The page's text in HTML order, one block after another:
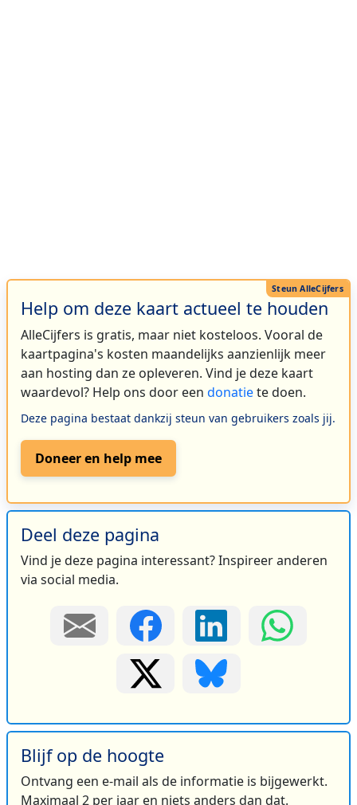
Help om deze kaart actueel te houden
AlleCijfers is gratis, maar niet kosteloos. Vooral de
kaartpagina's kosten maandelijks aanzienlijk meer
aan hosting dan ze opleveren. Vind je deze kaart
waardevol? Help ons door een donatiete doen.
Deze pagina bestaat dankzij steun van gebruikers zoals jij.
Doneer en help mee
Deel deze pagina
Vind je deze pagina interessant? Inspireer anderen
via social media.
Blijf op de hoogte
Ontvang een e-mail als de informatie is bijgewerkt.
Maximaal 2 per jaar en niets anders dan dat.